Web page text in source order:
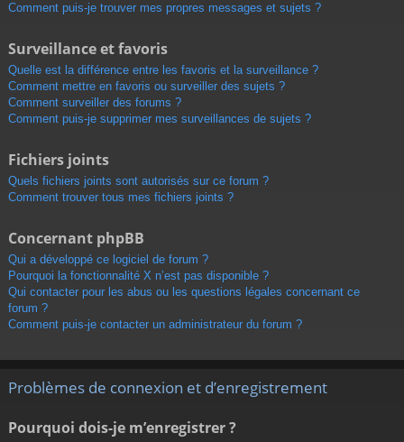
Comment puis-je trouver mes propres messages et sujets ?
Surveillance et favoris
Quelle est la différence entre les favoris et la surveillance ?
Comment mettre en favoris ou surveiller des sujets ?
Comment surveiller des forums ?
Comment puis-je supprimer mes surveillances de sujets ?
Fichiers joints
Quels fichiers joints sont autorisés sur ce forum ?
Comment trouver tous mes fichiers joints ?
Concernant phpBB
Qui a développé ce logiciel de forum ?
Pourquoi la fonctionnalité X n’est pas disponible ?
Qui contacter pour les abus ou les questions légales concernant ce
forum ?
Comment puis-je contacter un administrateur du forum ?
Problèmes de connexion et d’enregistrement
Pourquoi dois-je m’enregistrer ?